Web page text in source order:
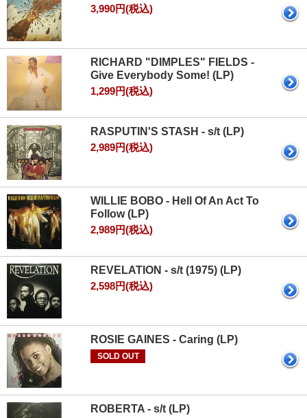
3,990円(税込)
RICHARD "DIMPLES" FIELDS -
Give Everybody Some! (LP)
1,299円(税込)
RASPUTIN'S STASH - s/t (LP)
2,989円(税込)
WILLIE BOBO - Hell Of An Act To
Follow (LP)
2,989円(税込)
REVELATION - s/t (1975) (LP)
2,598円(税込)
ROSIE GAINES - Caring (LP)
SOLD OUT
ROBERTA - s/t (LP)